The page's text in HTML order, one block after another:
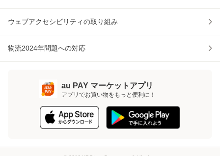
ウェブアクセシビリティの取り組み
物流2024年問題への対応
au PAY マーケットアプリ
アプリでお買い物をもっと便利に！